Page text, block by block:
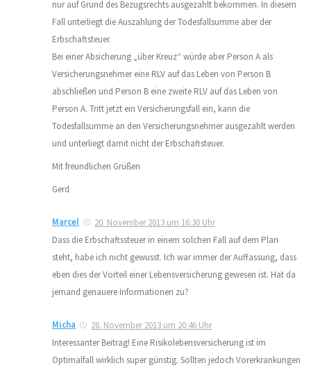
nur auf Grund des Bezugsrechts ausgezahlt bekommen. In diesem
Fall unterliegt die Auszahlung der Todesfallsumme aber der
Erbschaftsteuer.
Bei einer Absicherung „über Kreuz“ würde aber Person A als
Versicherungsnehmer eine RLV auf das Leben von Person B
abschließen und Person B eine zweite RLV auf das Leben von
Person A. Tritt jetzt ein Versicherungsfall ein, kann die
Todesfallsumme an den Versicherungsnehmer ausgezahlt werden
und unterliegt damit nicht der Erbschaftsteuer.
Mit freundlichen Grüßen
Gerd
Marcel
20. November 2013 um 16:30 Uhr
Dass die Erbschaftssteuer in einem solchen Fall auf dem Plan
steht, habe ich nicht gewusst. Ich war immer der Auffassung, dass
eben dies der Vorteil einer Lebensversicherung gewesen ist. Hat da
jemand genauere Informationen zu?
Micha
28. November 2013 um 20:46 Uhr
Interessanter Beitrag! Eine Risikolebensversicherung ist im
Optimalfall wirklich super günstig. Sollten jedoch Vorerkrankungen